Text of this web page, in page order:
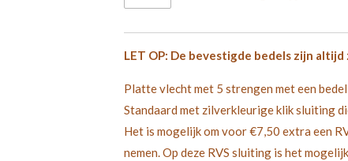
LET OP: De bevestigde bedels zijn
Platte vlecht met 5 strengen met een
Standaard met zilverkleurige klik sluiting
Het is mogelijk om voor €7,50 extra een
nemen.Op deze RVS sluiting is het